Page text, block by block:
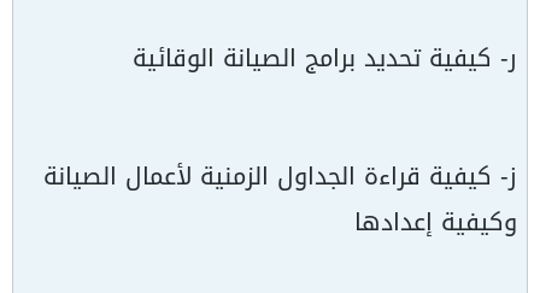
ر- كيفية تحديد برامج الصيانة الوقائية
ز- كيفية قراءة الجداول الزمنية لأعمال الصيانة
وكيفية إعدادها